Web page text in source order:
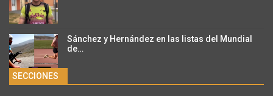
Sánchez y Hernández en las listas del Mundial
de…
SECCIONES